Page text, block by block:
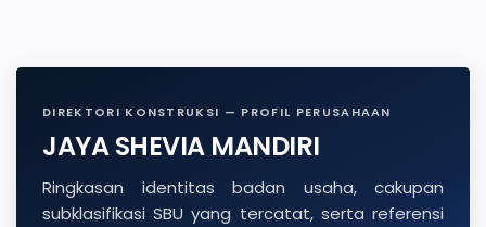
DIREKTORI KONSTRUKSI — PROFIL PERUSAHAAN
JAYA SHEVIA MANDIRI
Ringkasan identitas badan usaha, cakupan
subklasifikasi SBU yang tercatat, serta referensi